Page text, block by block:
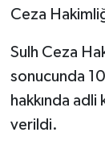
Ceza
Sulh Ceza
sonucunda
hakkında
verildi.